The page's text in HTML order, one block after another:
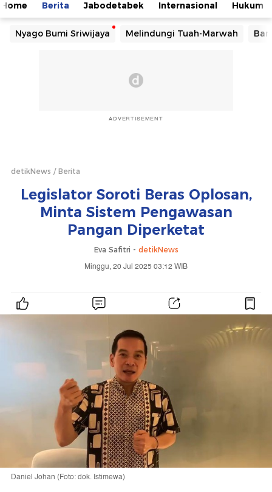
Home Berita Jabodetabek Internasional Hukum
Nyago Bumi Sriwijaya Melindungi Tuah-Marwah
ADVERTISEMENT
detikNews Berita
Legislator Soroti Beras Oplosan,
Minta Sistem Pengawasan
Pangan Diperketat
Eva Safitri - detikNews
Minggu, 20 Jul 2025 03:12 WIB
Daniel Johan (Foto: dok. Istimewa)